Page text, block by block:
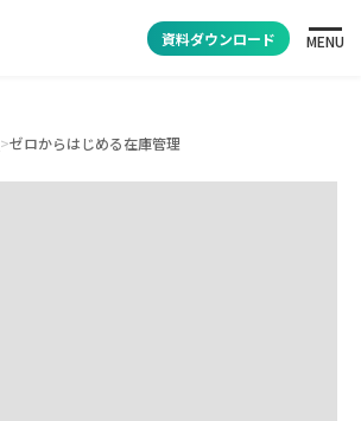
資料ダウンロード MENU
>ゼロからはじめる在庫管理